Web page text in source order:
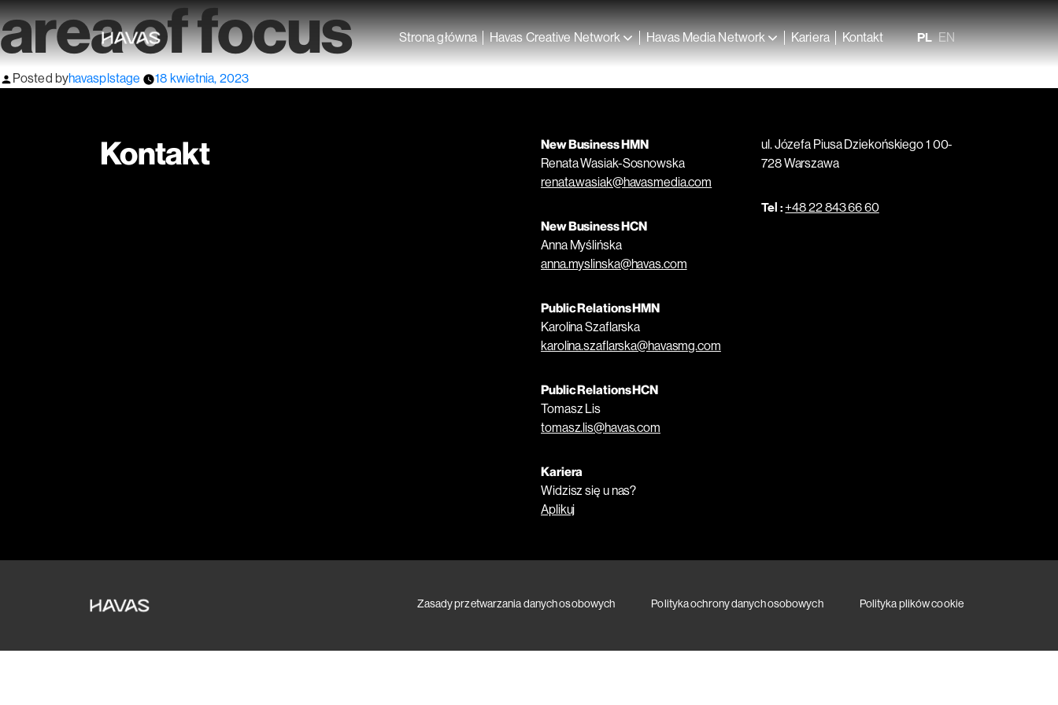
Strona główna Havas Creative Network Havas Media Network Kariera Kontakt PL EN
area of focus
Posted byhavasplstage 18 kwietnia, 2023
Kontakt
New Business HMN
Renata Wasiak-Sosnowska
renata.wasiak@havasmedia.com
New Business HCN
Anna Myślińska
anna.myslinska@havas.com
Public Relations HMN
Karolina Szaflarska
karolina.szaflarska@havasmg.com
Public Relations HCN
Tomasz Lis
tomasz.lis@havas.com
Kariera
Widzisz się u nas?
Aplikuj
ul. Józefa Piusa Dziekońskiego 1 00-
728 Warszawa
Tel :+48 22 843 66 60
Zasady przetwarzania danych osobowych Polityka ochrony danych osobowych Polityka plików cookie